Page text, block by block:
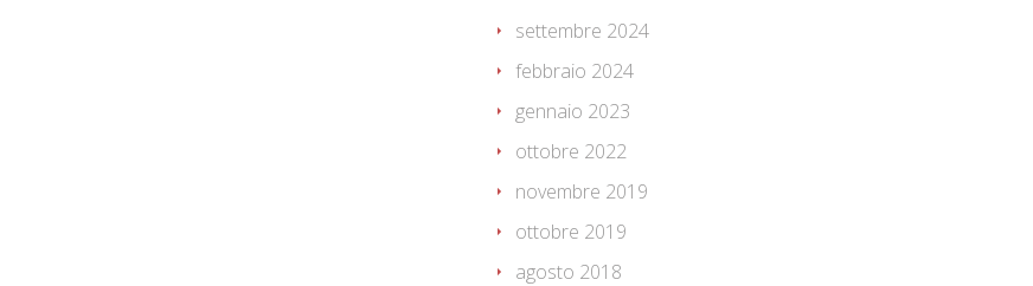
settembre 2024
febbraio 2024
gennaio 2023
ottobre 2022
novembre 2019
ottobre 2019
agosto 2018